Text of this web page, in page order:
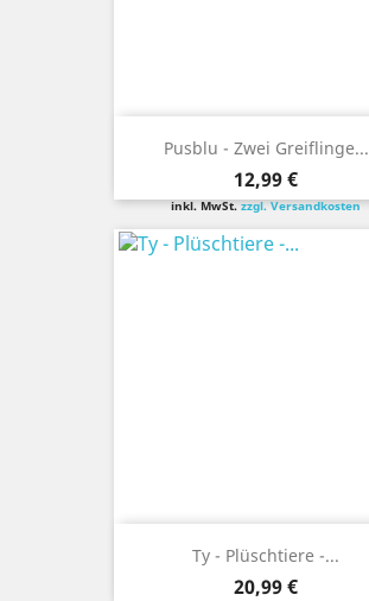
Pusblu - Zwei Greiflinge...
Preis
12,99 €
inkl. MwSt.zzgl. Versandkosten
Ty - Plüschtiere -...
Preis
20,99 €